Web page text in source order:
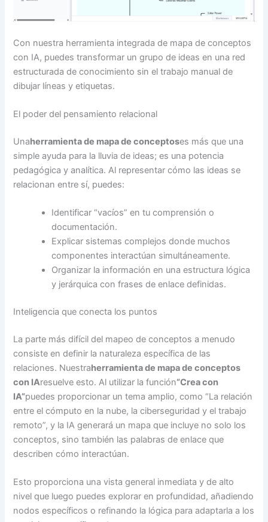
Con nuestra herramienta integrada de mapa de conceptos
con IA, puedes transformar un grupo de ideas en una red
estructurada de conocimiento sin el trabajo manual de
dibujar líneas y etiquetas.
El poder del pensamiento relacional
Unaherramienta de mapa de conceptoses más que una
simple ayuda para la lluvia de ideas; es una potencia
pedagógica y analítica. Al representar cómo las ideas se
relacionan entre sí, puedes:
Identificar “vacíos” en tu comprensión o
documentación.
Explicar sistemas complejos donde muchos
componentes interactúan simultáneamente.
Organizar la información en una estructura lógica
y jerárquica con frases de enlace definidas.
Inteligencia que conecta los puntos
La parte más difícil del mapeo de conceptos a menudo
consiste en definir la naturaleza específica de las
relaciones. Nuestraherramienta de mapa de conceptos
con IAresuelve esto. Al utilizar la función“Crea con
IA”puedes proporcionar un tema amplio, como “La relación
entre el cómputo en la nube, la ciberseguridad y el trabajo
remoto”, y la IA generará un mapa que incluye no solo los
conceptos, sino también las palabras de enlace que
describen cómo interactúan.
Esto proporciona una vista general inmediata y de alto
nivel que luego puedes explorar en profundidad, añadiendo
nodos específicos o refinando la lógica para adaptarla a los